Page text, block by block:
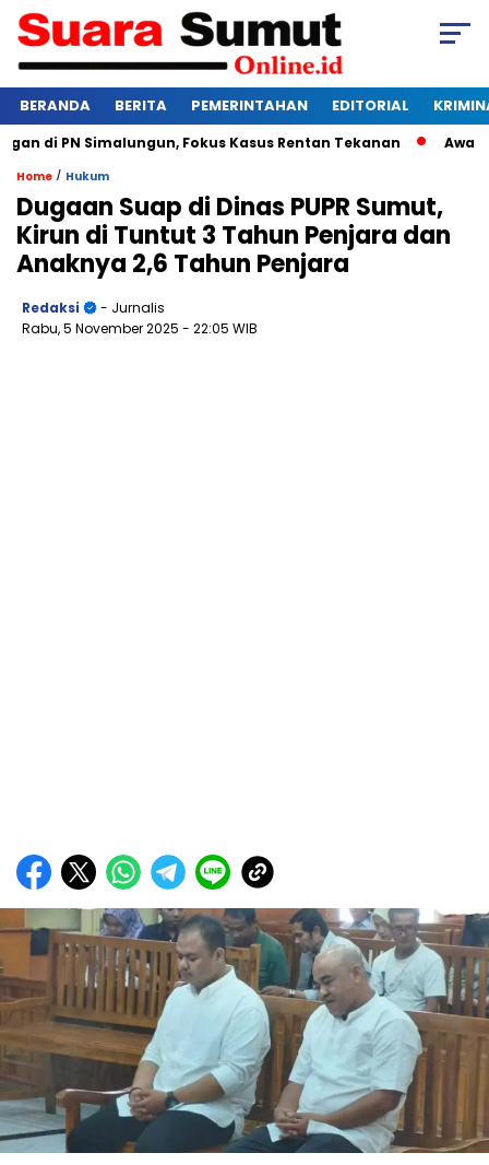
BERANDA BERITA PEMERINTAHAN EDITORIAL
PN Simalungun, Fokus Kasus Rentan Tekanan Awas
Home / Hukum
Dugaan Suap di Dinas PUPR Sumut,
Kirun di Tuntut 3 Tahun Penjara dan
Anaknya 2,6 Tahun Penjara
Redaksi
- Jurnalis
Rabu, 5 November 2025 - 22:05 WIB